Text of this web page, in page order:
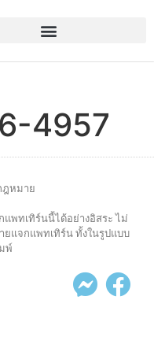
4957
ฎหมาย
พทเทิร์นนี้ได้อย่างอิสระ ไม่
แจกแพทเทิร์น ทั้งในรูปแบบ
พ์